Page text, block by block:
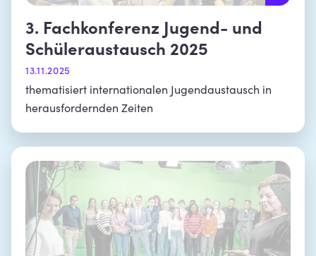
3. Fachkonferenz Jugend- und
Schüleraustausch 2025
13.11.2025
thematisiert internationalen Jugendaustausch in
herausfordernden Zeiten